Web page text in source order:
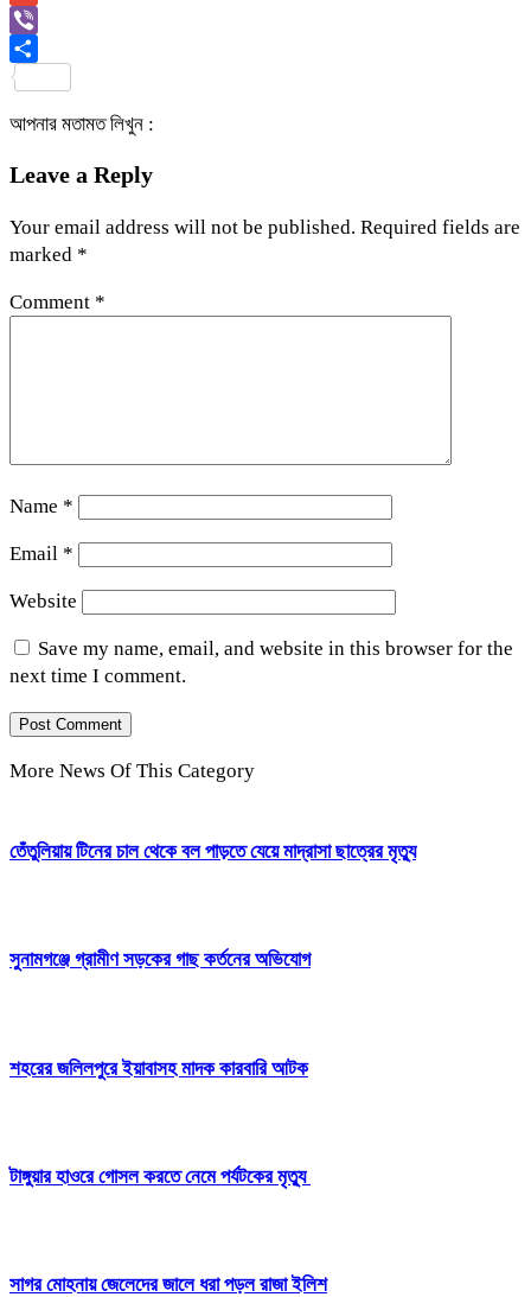
Link
Gmail
Viber
আপনার মতামত লিখুন :
Leave a Reply
Your email address will not be published. Required fields are
marked *
Comment *
Name *
Email *
Website
Save my name, email, and website in this browser for the
next time I comment.
More News Of This Category
তেঁতুলিয়ায় টিনের চাল থেকে বল পাড়তে যেয়ে মাদ্রাসা ছাত্রের মৃত্যু
সুনামগঞ্জে গ্রামীণ সড়কের গাছ কর্তনের অভিযোগ
শহরের জলিলপুরে ইয়াবাসহ মাদক কারবারি আটক
টাঙ্গুয়ার হাওরে গোসল করতে নেমে পর্যটকের মৃত্যু
সাগর মোহনায় জেলেদের জালে ধরা পড়ল রাজা ইলিশ